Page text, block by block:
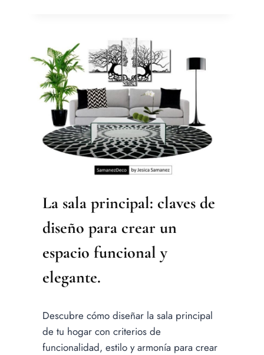
DECORACIÓN
Y
DETALLES
CLAVE
PARA
CREAR
UN
ESPACIO
MASCULINO
CON
ESTILO.
La sala principal: claves de
diseño para crear un
espacio funcional y
elegante.
Jesica
Samanez
Descubre cómo diseñar la sala principal
de tu hogar con criterios de
funcionalidad, estilo y armonía para crear